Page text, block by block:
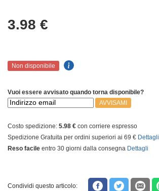
3.98 €
Non disponibile
Vuoi essere avvisato quando torna disponibile?
AVVISAMI
Costo spedizione: 5.98 € con corriere espresso
Spedizione Gratuita per ordini superiori ai 69 € Dettagli
Reso facile entro 30 giorni dalla consegna Dettagli
Condividi questo articolo: